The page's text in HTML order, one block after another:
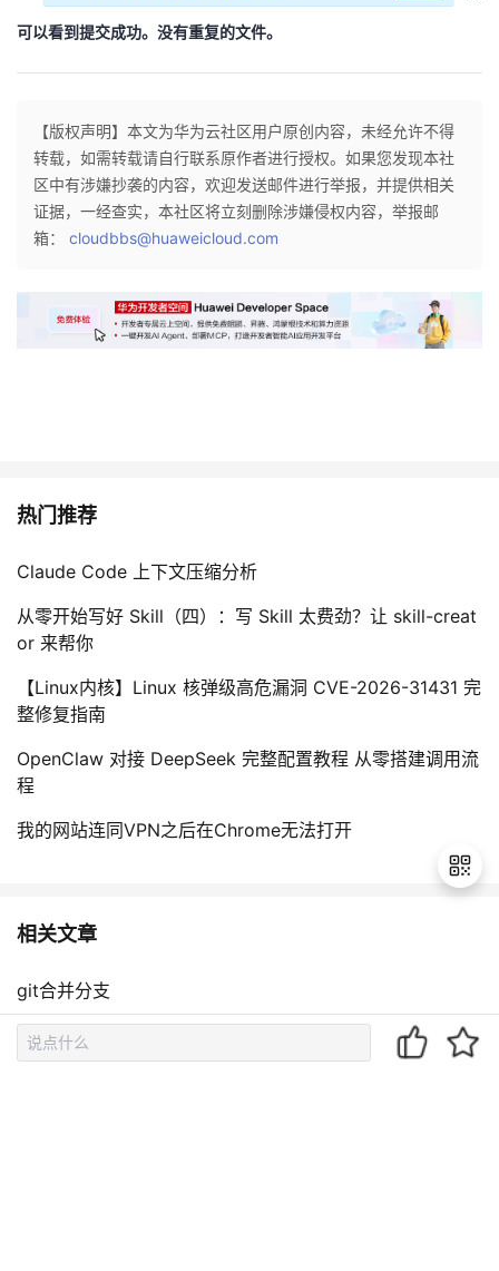
可以看到提交成功。没有重复的文件。
【版权声明】本文为华为云社区用户原创内容，未经允许不得
转载，如需转载请自行联系原作者进行授权。如果您发现本社
区中有涉嫌抄袭的内容，欢迎发送邮件进行举报，并提供相关
证据，一经查实，本社区将立刻删除涉嫌侵权内容，举报邮
箱： cloudbbs@huaweicloud.com
热门推荐
Claude Code 上下文压缩分析
从零开始写好 Skill（四）：写 Skill 太费劲？让 skill-creat
or 来帮你
【Linux内核】Linux 核弹级高危漏洞 CVE-2026-31431 完
整修复指南
OpenClaw 对接 DeepSeek 完整配置教程 从零搭建调用流
程
我的网站连同VPN之后在Chrome无法打开
相关文章
git合并分支
git合并分支